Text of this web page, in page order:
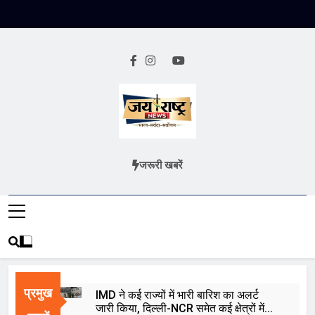
Jai Rashtra
हिंदी समाचार
जरूरी खबरें
प्रमुख
IMD ने कई राज्यों में भारी बारिश का अलर्ट
जारी किया, दिल्ली-NCR समेत कई क्षेत्रों में